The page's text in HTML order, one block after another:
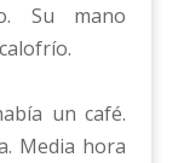
Su mano
un café.
Media hora